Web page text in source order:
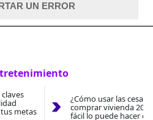
UN ERROR
metas
¿Cómo usar las
comprar vivienda
fácil lo puede hacer